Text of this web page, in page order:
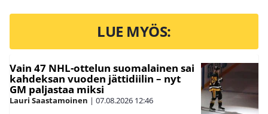
LUE MYÖS:
Vain 47 NHL-ottelun suomalainen sai
kahdeksan vuoden jättidiilin – nyt
GM paljastaa miksi
Lauri Saastamoinen | 07.08.2026 12:46